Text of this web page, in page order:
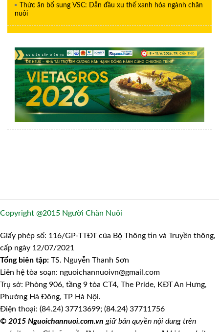
Thức ăn bổ sung VSC: Dẫn đầu xu thế xanh hóa ngành chăn
nuôi
Copyright @2015 Người Chăn Nuôi
Giấy phép số: 116/GP-TTĐT của Bộ Thông tin và Truyền thông,
cấp ngày 12/07/2021
Tổng biên tập: TS. Nguyễn Thanh Sơn
Liên hệ tòa soạn: nguoichannuoivn@gmail.com
Trụ sở: Phòng 906, tầng 9 tòa CT4, The Pride, KĐT An Hưng,
Phường Hà Đông, TP Hà Nội.
Điện thoại: (84.24) 37713699; (84.24) 37711756
© 2015 Nguoichannuoi.com.vn giữ bản quyền nội dung trên